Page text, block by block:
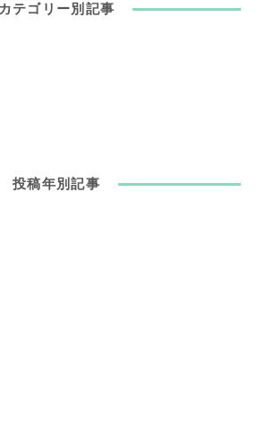
カテゴリー別記事
投稿年別記事